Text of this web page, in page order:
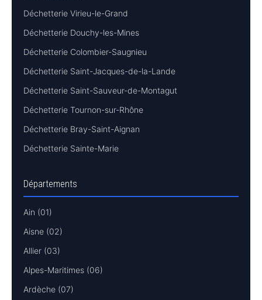
Déchetterie Virieu-le-Grand
Déchetterie Douchy-les-Mines
Déchetterie Colombier-Saugnieu
Déchetterie Saint-Jacques-de-la-Lande
Déchetterie Saint-Sauveur-de-Montagut
Déchetterie Tournon-sur-Rhône
Déchetterie Bray-Saint-Aignan
Déchetterie Sainte-Marie
Départements
Ain (01)
Aisne (02)
Allier (03)
Alpes-Maritimes (06)
Ardèche (07)